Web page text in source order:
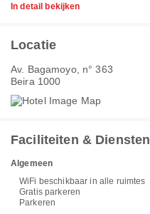
In detail bekijken
Locatie
Av. Bagamoyo, n° 363
Beira 1000
Faciliteiten & Diensten
Algemeen
WiFi beschikbaar in alle ruimtes
Gratis parkeren
Parkeren